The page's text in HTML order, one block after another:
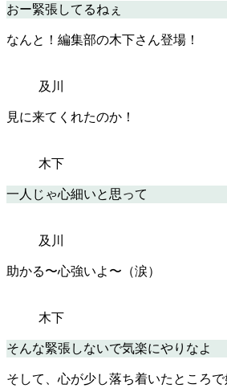
おー緊張してるねぇ
なんと！編集部の木下さん登場！
及川
見に来てくれたのか！
木下
一人じゃ心細いと思って
及川
助かる〜心強いよ〜（涙）
木下
そんな緊張しないで気楽にやりなよ
そして、心が少し落ち着いたところで